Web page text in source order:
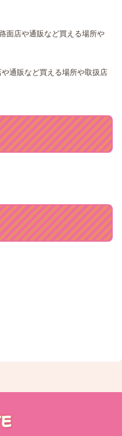
面店や通販など買える場所や
通販など買える場所や取扱店